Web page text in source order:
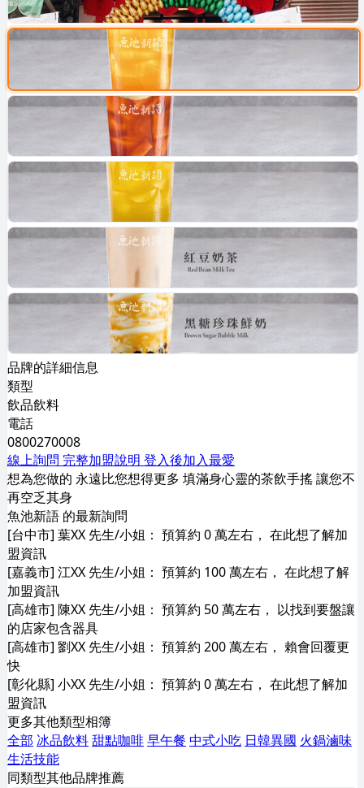
品牌的詳細信息
類型
飲品飲料
電話
0800270008
線上詢問 完整加盟說明 登入後加入最愛
想為您做的 永遠比您想得更多 填滿身心靈的茶飲手搖 讓您不
再空乏其身
魚池新語 的最新詢問
[台中市] 葉XX 先生/小姐： 預算約 0 萬左右， 在此想了解加
盟資訊
[嘉義市] 江XX 先生/小姐： 預算約 100 萬左右， 在此想了解
加盟資訊
[高雄市] 陳XX 先生/小姐： 預算約 50 萬左右， 以找到要盤讓
的店家包含器具
[高雄市] 劉XX 先生/小姐： 預算約 200 萬左右， 賴會回覆更
快
[彰化縣] 小XX 先生/小姐： 預算約 0 萬左右， 在此想了解加
盟資訊
更多其他類型相簿
全部 冰品飲料甜點咖啡早午餐 中式小吃 日韓異國 火鍋滷味
生活技能
同類型其他品牌推薦